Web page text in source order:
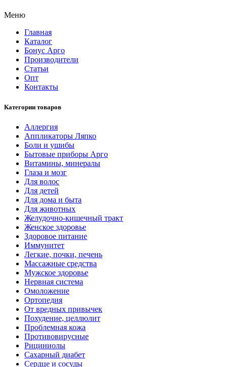
Меню
Главная
Каталог
Бонус Арго
Производители
Статьи
Опт
Контакты
Категории товаров
Аллергия
Аппликаторы Ляпко
Боли и ушибы
Бытовые приборы Арго
Витамины, минералы
Глаза и мозг
Для волос
Для детей
Для дома и быта
Для животных
Желудочно-кишечный тракт
Женское здоровье
Здоровое питание
Иммунитет
Легкие, почки, печень
Массажные средства
Мужское здоровье
Нервная система
Омоложение
Ортопедия
От вредных привычек
Похудение, целлюлит
Проблемная кожа
Противовирусные
Рициниолы
Сахарный диабет
Сердце и сосуды